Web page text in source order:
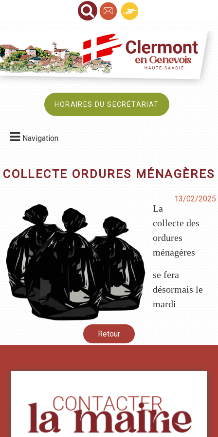
HORAIRES DU SECRÉTARIAT
Navigation
COLLECTE ORDURES MÉNAGÈRES
13/02/2025
La
collecte des
ordures
ménagères
se fera
désormais le
mardi
Retour